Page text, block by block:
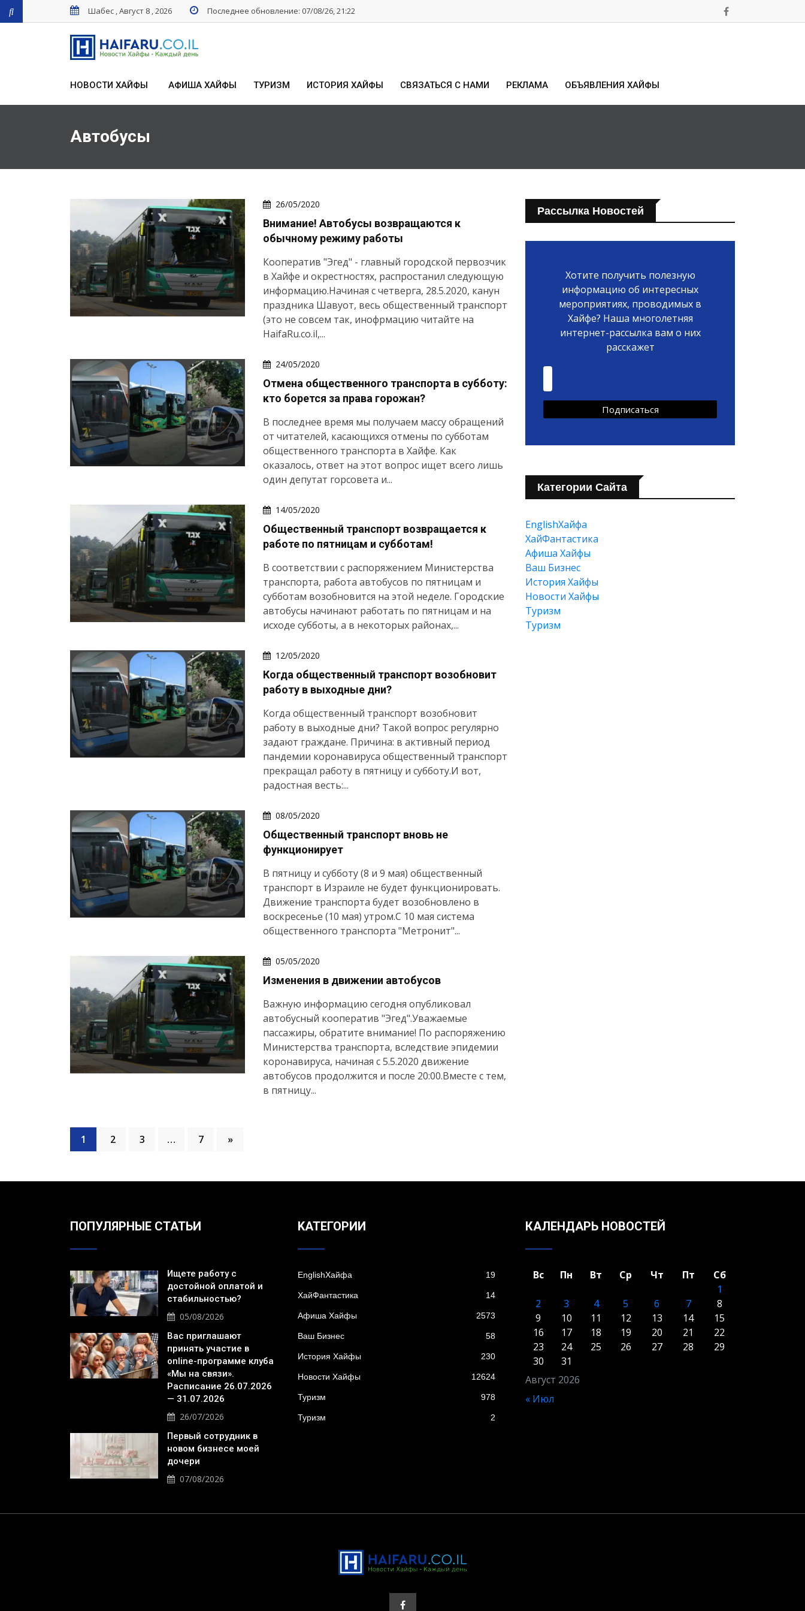
Шабес , Август 8 , 2026 Последнее обновление: 07/08/26, 21:22
НОВОСТИ ХАЙФЫ АФИША ХАЙФЫ ТУРИЗМ ИСТОРИЯ ХАЙФЫ СВЯЗАТЬСЯ С НАМИ РЕКЛАМА ОБЪЯВЛЕНИЯ ХАЙФЫ
Автобусы
26/05/2020
Внимание! Автобусы возвращаются к
обычному режиму работы
Кооператив "Эгед" - главный городской первозчик
в Хайфе и окрестностях, распростанил следующую
информацию.Начиная с четверга, 28.5.2020, канун
праздника Шавуот, весь общественный транспорт
(это не совсем так, инофрмацию читайте на
HaifaRu.co.il,...
24/05/2020
Отмена общественного транспорта в субботу:
кто борется за права горожан?
В последнее время мы получаем массу обращений
от читателей, касающихся отмены по субботам
общественного транспорта в Хайфе. Как
оказалось, ответ на этот вопрос ищет всего лишь
один депутат горсовета и...
14/05/2020
Общественный транспорт возвращается к
работе по пятницам и субботам!
В соответствии с распоряжением Министерства
транспорта, работа автобусов по пятницам и
субботам возобновится на этой неделе. Городские
автобусы начинают работать по пятницам и на
исходе субботы, а в некоторых районах,...
12/05/2020
Когда общественный транспорт возобновит
работу в выходные дни?
Когда общественный транспорт возобновит
работу в выходные дни? Такой вопрос регулярно
задают граждане. Причина: в активный период
пандемии коронавируса общественный транспорт
прекращал работу в пятницу и субботу.И вот,
радостная весть:...
08/05/2020
Общественный транспорт вновь не
функционирует
В пятницу и субботу (8 и 9 мая) общественный
транспорт в Израиле не будет функционировать.
Движение транспорта будет возобновлено в
воскресенье (10 мая) утром.С 10 мая система
общественного транспорта "Метронит"...
05/05/2020
Изменения в движении автобусов
Важную информацию сегодня опубликовал
автобусный кооператив "Эгед".Уважаемые
пассажиры, обратите внимание! По распоряжению
Министерства транспорта, вследствие эпидемии
коронавируса, начиная с 5.5.2020 движение
автобусов продолжится и после 20:00.Вместе с тем,
в пятницу...
1 2 3 … 7 »
Рассылка Новостей
Хотите получить полезную
информацию об интересных
мероприятиях, проводимых в
Хайфе? Наша многолетняя
интернет-рассылка вам о них
расскажет
Категории Сайта
EnglishХайфа
XайФантастика
Афиша Хайфы
Ваш Бизнес
История Хайфы
Новости Хайфы
Туризм
Туризм
ПОПУЛЯРНЫЕ СТАТЬИ
Ищете работу с
достойной оплатой и
стабильностью?
05/08/2026
Вас приглашают
принять участие в
online-программе клуба
«Мы на связи».
Расписание 26.07.2026
— 31.07.2026
26/07/2026
Первый сотрудник в
новом бизнесе моей
дочери
07/08/2026
KАТЕГОРИИ
EnglishХайфа 19
XайФантастика 14
Афиша Хайфы 2573
Ваш Бизнес 58
История Хайфы 230
Новости Хайфы 12624
Туризм 978
Туризм 2
КАЛЕНДАРЬ НОВОСТЕЙ
Август 2026
Вс Пн Вт Ср Чт Пт
Сб
1
2
3 4 5 6 7
8
9
10 11 12 13 14
15
16
17 18 19 20 21
22
23
24 25 26 27 28
29
30
31
« Июл